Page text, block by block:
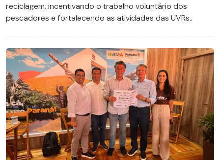
reciclagem, incentivando o trabalho voluntário dos
pescadores e fortalecendo as atividades das UVRs..